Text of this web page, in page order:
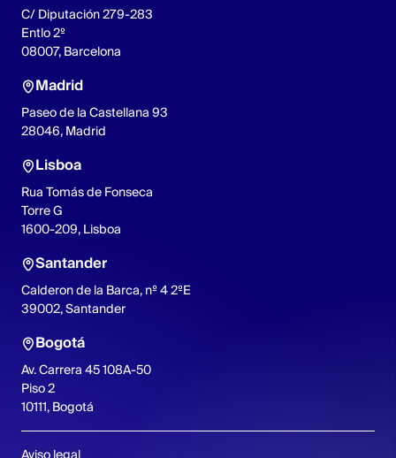
C/ Diputación 279-283
Entlo 2º
08007, Barcelona
Madrid
Paseo de la Castellana 93
28046, Madrid
Lisboa
Rua Tomás de Fonseca
Torre G
1600-209, Lisboa
Santander
Calderon de la Barca, nº 4 2ºE
39002, Santander
Bogotá
Av. Carrera 45 108A-50
Piso 2
10111, Bogotá
Aviso legal